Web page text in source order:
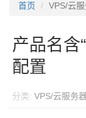
首页 VPS/云
产品名含
配置
分类: VPS/云服务